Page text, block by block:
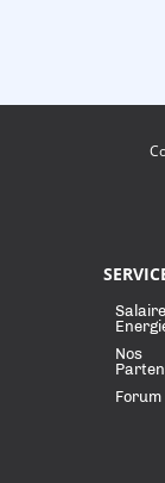
Nos
Forum